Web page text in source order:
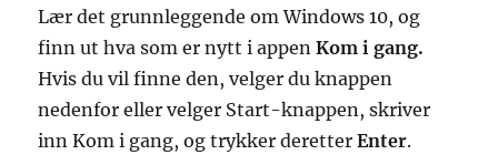
Lær det grunnleggende om Windows 10, og
finn ut hva som er nytt i appenKom i gang.
Hvis du vil finne den, velger du knappen
nedenfor eller velger Start-knappen, skriver
inn Kom i gang, og trykker deretterEnter.